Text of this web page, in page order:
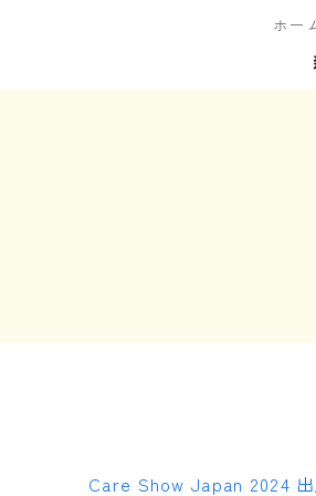
ホー
Care Show Japan 2024